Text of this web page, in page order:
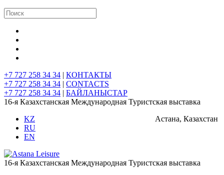
+7 727 258 34 34 | КОНТАКТЫ
+7 727 258 34 34 | CONTACTS
+7 727 258 34 34 | БАЙЛАНЫСТАР
16-я Казахстанская Международная Туристская выставка
Астана, Казахстан
KZ
RU
EN
16-я Казахстанская Международная Туристская выставка